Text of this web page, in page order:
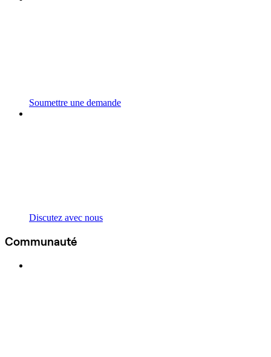
Soumettre une demande
Discutez avec nous
Communauté